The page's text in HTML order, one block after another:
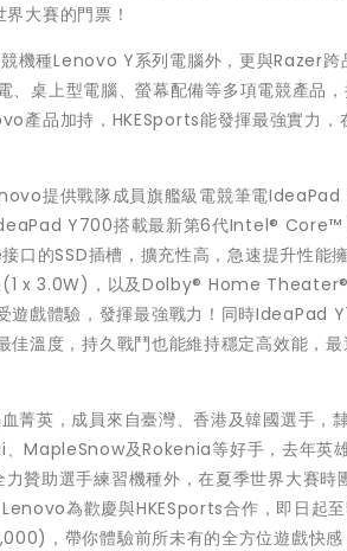
大賽的門票！
機種Lenovo Y系列電腦外，更與Razer跨
桌上型電腦、螢幕配備等多項電競產品
產品加持，HKESports能發揮最強實力，
提供戰隊成員旗艦級電競筆電IdeaPad
Y700搭載最新第6代Intel® Core™
口的SSD插槽，擴充性高，急速提升性能擁
(1 x 3.0W)，以及Dolby® Home Theater®
遊戲體驗，發揮最強戰力！同時IdeaPad
溫度，持久戰鬥也能維持穩定高效能，最
菁英，成員來自臺灣、香港及韓國選手，
MapleSnow及Rokenia等好手，去年英
贊助選手練習機種外，在夏季世界大賽時
為歡慶與HKESports合作，即日起
，帶你體驗前所未有的全方位遊戲快感